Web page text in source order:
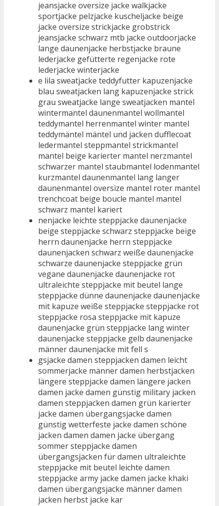
jeansjacke oversize jacke walkjacke
sportjacke pelzjacke kuscheljacke beige
jacke oversize strickjacke grobstrick
jeansjacke schwarz mtb jacke outdoorjacke
lange daunenjacke herbstjacke braune
lederjacke gefütterte regenjacke rote
lederjacke winterjacke
e lila sweatjacke teddyfutter kapuzenjacke
blau sweatjacken lang kapuzenjacke strick
grau sweatjacke lange sweatjacken mantel
wintermantel daunenmantel wollmantel
teddymantel herrenmantel winter mantel
teddymäntel mäntel und jacken dufflecoat
ledermantel steppmantel strickmantel
mantel beige karierter mantel nerzmantel
schwarzer mantel staubmantel lodenmantel
kurzmantel daunenmantel lang langer
daunenmantel oversize mantel roter mantel
trenchcoat beige boucle mantel mantel
schwarz mantel kariert
nenjacke leichte steppjacke daunenjacke
beige steppjacke schwarz steppjacke beige
herrn daunenjacke herrn steppjacke
daunenjacken schwarz weiße daunenjacke
schwarze daunenjacke steppjacke grün
vegane daunenjacke daunenjacke rot
ultraleichte steppjacke mit beutel lange
steppjacke dünne daunenjacke daunenjacke
mit kapuze weiße steppjacke steppjacke rot
steppjacke rosa steppjacke mit kapuze
daunenjacke grün steppjacke lang winter
daunenjacke steppjacke gelb daunenjacke
männer daunenjacke mit fell s
gsjacke damen steppjacken damen leicht
sommerjacke männer damen herbstjacken
längere steppjacke damen längere jacken
damen jacke damen günstig military jacken
damen steppjacken damen grün karierter
jacke damen übergangsjacke damen
günstig wetterfeste jacke damen schöne
jacken damen damen jacke übergang
sommer steppjacke damen
übergangsjacken für damen ultraleichte
steppjacke mit beutel leichte damen
steppjacke army jacke damen jacke khaki
damen übergangsjacke männer damen
jacken herbst jacke kar